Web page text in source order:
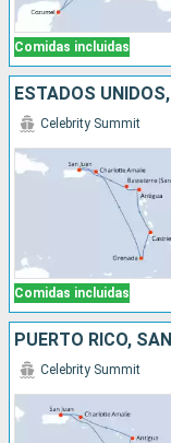
Comidas incluidas
Comidas incluidas
Celebrity Summit
Celebrity Summit